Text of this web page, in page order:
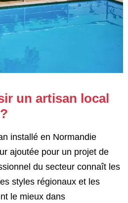
un artisan local
installé en Normandie
ajoutée pour un projet de
du secteur connaît les
styles régionaux et les
le mieux dans